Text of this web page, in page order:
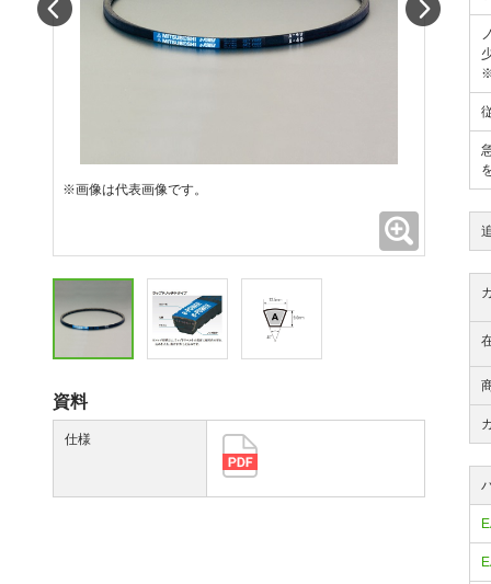
※画像は代表画像です。
資料
仕様